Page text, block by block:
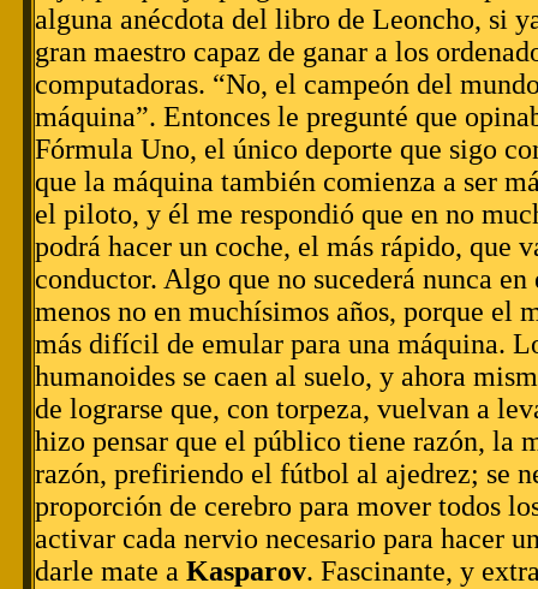
alguna anécdota del libro de Leoncho, si
gran maestro capaz de ganar a los
computadoras. “No, el campeón del
máquina”. Entonces le pregunté que
Fórmula Uno, el único deporte que sigo
que la máquina también comienza a ser
el piloto, y él me respondió que en no
podrá hacer un coche, el más rápido, que
conductor. Algo que no sucederá nunca
menos no en muchísimos años, porque el
más difícil de emular para una máquina.
humanoides se caen al suelo, y ahora
de lograrse que, con torpeza, vuelvan a
hizo pensar que el público tiene razón, la
razón, prefiriendo el fútbol al ajedrez; se
proporción de cerebro para mover todos
activar cada nervio necesario para hacer
darle mate a Kasparov. Fascinante, y